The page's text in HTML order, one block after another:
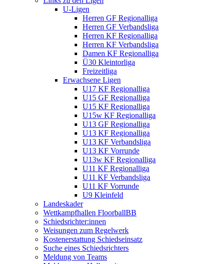
U-Ligen
Herren GF Regionalliga
Herren GF Verbandsliga
Herren KF Regionalliga
Herren KF Verbandsliga
Damen KF Regionalliga
Ü30 Kleintorliga
Freizeitliga
Erwachsene Ligen
U17 KF Regionalliga
U15 GF Regionalliga
U15 KF Regionalliga
U15w KF Regionalliga
U13 GF Regionalliga
U13 KF Regionalliga
U13 KF Verbandsliga
U13 KF Vorrunde
U13w KF Regionalliga
U11 KF Regionalliga
U11 KF Verbandsliga
U11 KF Vorrunde
U9 Kleinfeld
Landeskader
Wettkampfhallen FloorballBB
Schiedsrichter:innen
Weisungen zum Regelwerk
Kostenerstattung Schiedseinsatz
Suche eines Schiedsrichters
Meldung von Teams